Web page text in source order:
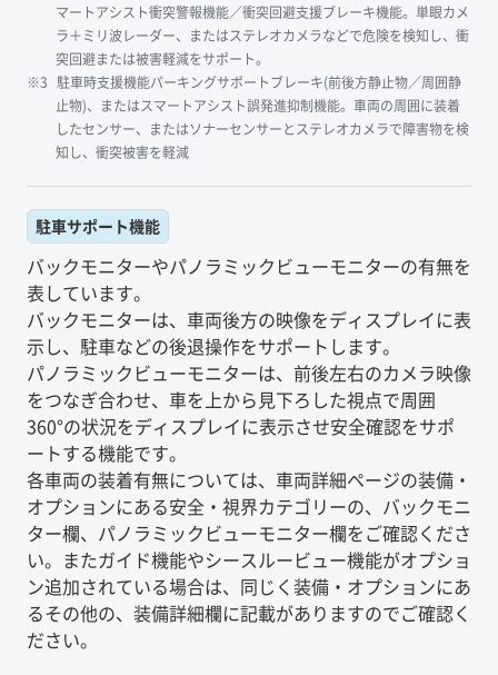
マートアシスト衝突警報機能／衝突回避支援ブレーキ機能。単眼カメ
ラ＋ミリ波レーダー、またはステレオカメラなどで危険を検知し、衝
突回避または被害軽減をサポート。
駐車時支援機能パーキングサポートブレーキ(前後方静止物／周囲静
止物)、またはスマートアシスト誤発進抑制機能。車両の周囲に装着
したセンサー、またはソナーセンサーとステレオカメラで障害物を検
知し、衝突被害を軽減
駐車サポート機能
バックモニターやパノラミックビューモニターの有無を
表しています。
バックモニターは、車両後方の映像をディスプレイに表
示し、駐車などの後退操作をサポートします。
パノラミックビューモニターは、前後左右のカメラ映像
をつなぎ合わせ、車を上から見下ろした視点で周囲
360°の状況をディスプレイに表示させ安全確認をサポ
ートする機能です。
各車両の装着有無については、車両詳細ページの装備・
オプションにある安全・視界カテゴリーの、バックモニ
ター欄、パノラミックビューモニター欄をご確認くださ
い。またガイド機能やシースルービュー機能がオプショ
ン追加されている場合は、同じく装備・オプションにあ
るその他の、装備詳細欄に記載がありますのでご確認く
ださい。